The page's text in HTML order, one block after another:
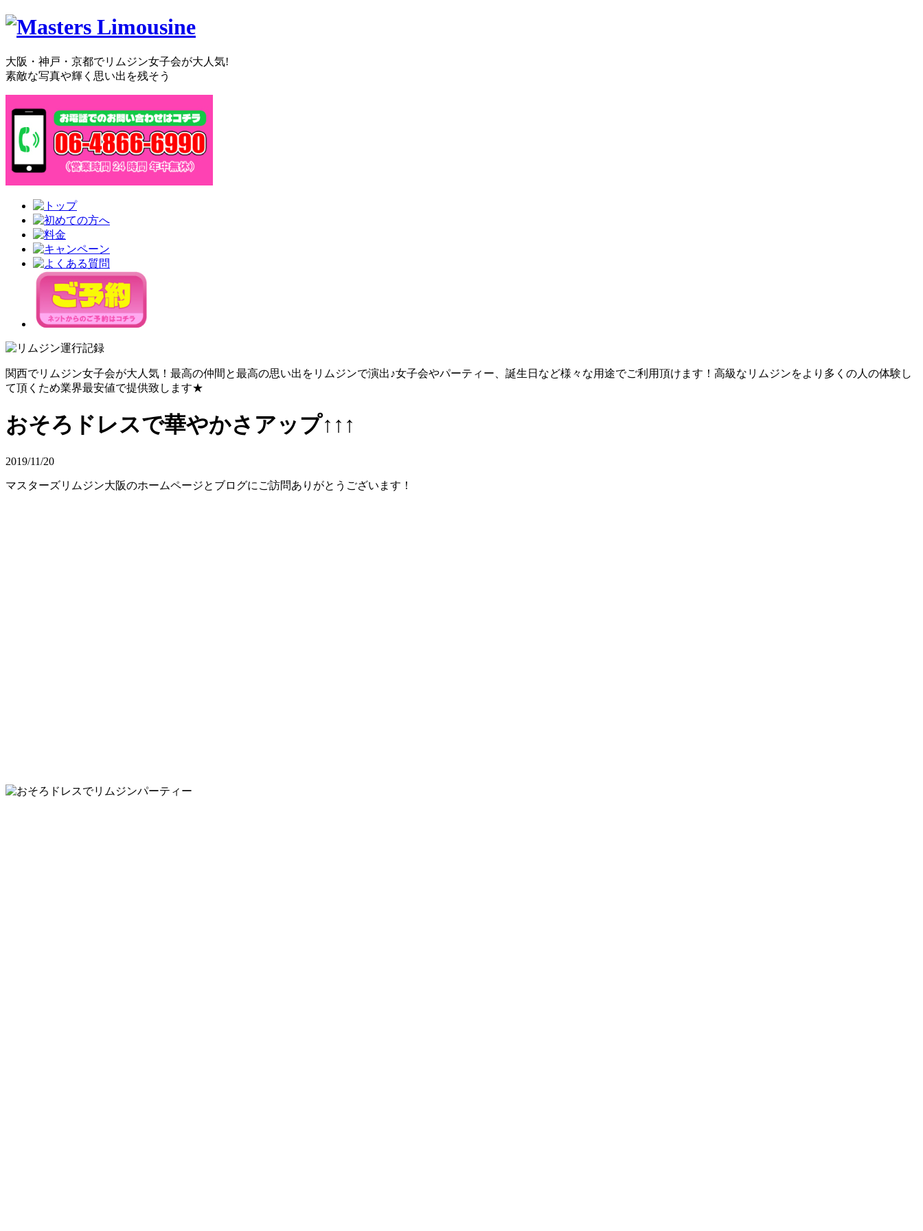
大阪・神戸・京都でリムジン女子会が大人気!
素敵な写真や輝く思い出を残そう
関西でリムジン女子会が大人気！最高の仲間と最高の思い出をリムジンで演出♪女子会やパーティー、誕生日など様々な用途でご利用頂けます！高級なリムジンをより多くの人の体験し
て頂くため業界最安値で提供致します★
おそろドレスで華やかさアップ↑↑↑
2019/11/20
マスターズリムジン大阪のホームページとブログにご訪問ありがとうございます！